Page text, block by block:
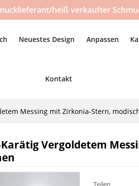
heiß verkaufter
Neuestes Design Anpassen
Kontakt
Messing mit Zirkonia-Stern,
Vergoldetem
Teilen